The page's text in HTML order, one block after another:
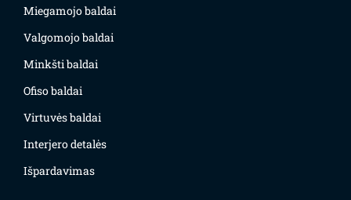
Miegamojo baldai
Valgomojo baldai
Minkšti baldai
Ofiso baldai
Virtuvės baldai
Interjero detalės
Išpardavimas